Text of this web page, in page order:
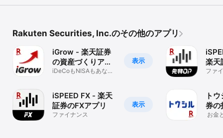
認ください。
の総合口座の開設が必要です。総合口座をお持ちでないお客様は口
【投資情報の免責事項】楽天証券は東京証券取引所、大阪証券取引
所、ニューヨーク証券取引所、NASDAQ(ナスダック)、SGX、日本
経済新聞社、トムソンロイター、東洋経済新報社、フィスコ社等か
聞社に帰属します。
【重要事項】弊社の取扱商品等にご投資頂く際には、各商品等に所
定の手数料や諸経費等をご負担頂く場合があります。また各商品等
Rakuten Securities, Inc.のその他のアプリ
表示
iGrow - 楽天証券
の資産づくりアプ
リ
iDeCoもNISAもあなた
表示
iSPEED FX - 楽天
証券のFXアプリ
ファイナンス
楽天
オプ
ファ
ト
券の
リ
お金